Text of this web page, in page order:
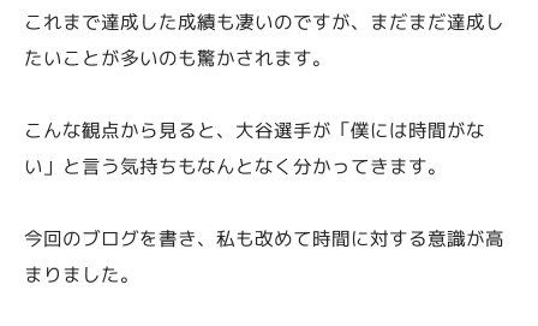
これまで達成した成績も凄いのですが、まだまだ達成し
たいことが多いのも驚かされます。
こんな観点から見ると、大谷選手が「僕には時間がな
い」と言う気持ちもなんとなく分かってきます。
今回のブログを書き、私も改めて時間に対する意識が高
まりました。